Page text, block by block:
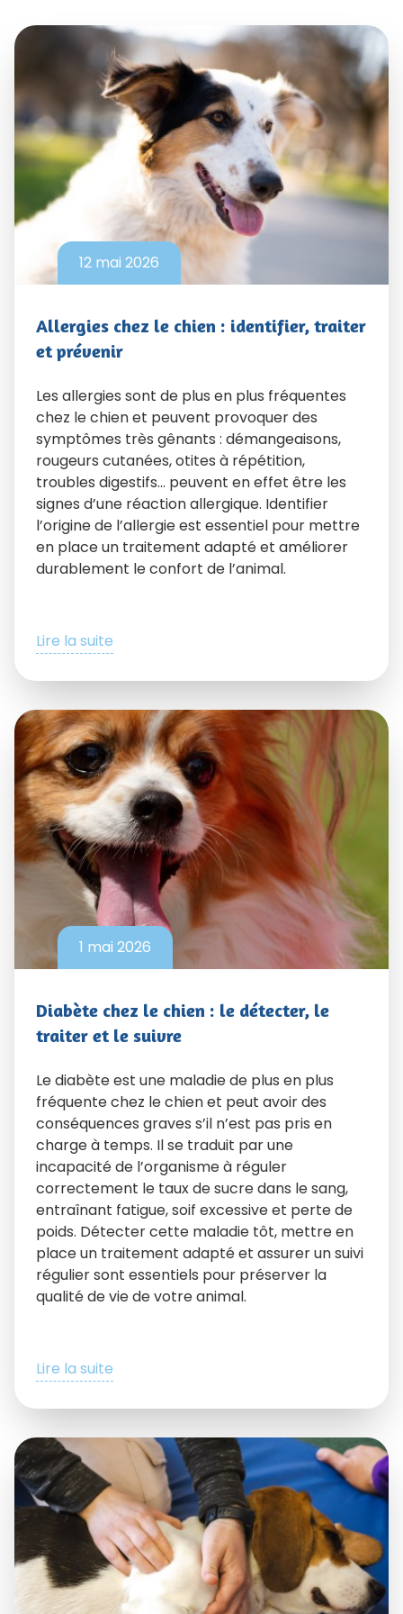
12 mai 2026
Allergies chez le chien : identifier, traiter
et prévenir
Les allergies sont de plus en plus fréquentes
chez le chien et peuvent provoquer des
symptômes très gênants : démangeaisons,
rougeurs cutanées, otites à répétition,
troubles digestifs… peuvent en effet être les
signes d’une réaction allergique. Identifier
l’origine de l’allergie est essentiel pour mettre
en place un traitement adapté et améliorer
durablement le confort de l’animal.
Lire la suite
1 mai 2026
Diabète chez le chien : le détecter, le
traiter et le suivre
Le diabète est une maladie de plus en plus
fréquente chez le chien et peut avoir des
conséquences graves s’il n’est pas pris en
charge à temps. Il se traduit par une
incapacité de l’organisme à réguler
correctement le taux de sucre dans le sang,
entraînant fatigue, soif excessive et perte de
poids. Détecter cette maladie tôt, mettre en
place un traitement adapté et assurer un suivi
régulier sont essentiels pour préserver la
qualité de vie de votre animal.
Lire la suite